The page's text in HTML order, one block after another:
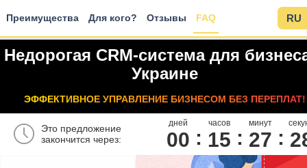
Преимущества Для кого? Отзывы FAQ RU
Недорогая CRM-система для
Украине
ЭФФЕКТИВНОЕ УПРАВЛЕНИЕ БИЗНЕСОМ БЕЗ ПЕРЕПЛАТ!
Это предложение
закончится через:
дней
00
часов
15
минут
27 2